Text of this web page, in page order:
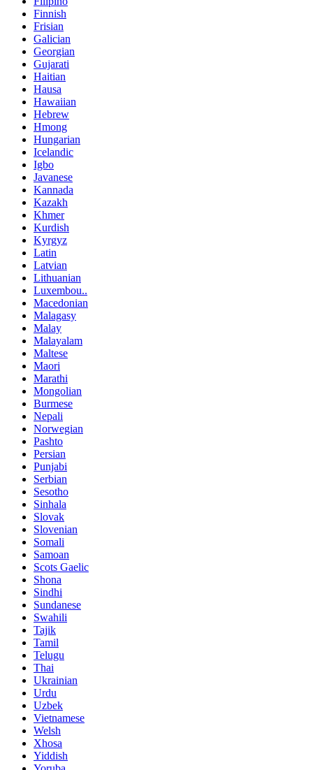
Finnish
Frisian
Galician
Georgian
Gujarati
Haitian
Hausa
Hawaiian
Hebrew
Hmong
Hungarian
Icelandic
Igbo
Javanese
Kannada
Kazakh
Khmer
Kurdish
Kyrgyz
Latin
Latvian
Lithuanian
Luxembou..
Macedonian
Malagasy
Malay
Malayalam
Maltese
Maori
Marathi
Mongolian
Burmese
Nepali
Norwegian
Pashto
Persian
Punjabi
Serbian
Sesotho
Sinhala
Slovak
Slovenian
Somali
Samoan
Scots Gaelic
Shona
Sindhi
Sundanese
Swahili
Tajik
Tamil
Telugu
Thai
Ukrainian
Urdu
Uzbek
Vietnamese
Welsh
Xhosa
Yiddish